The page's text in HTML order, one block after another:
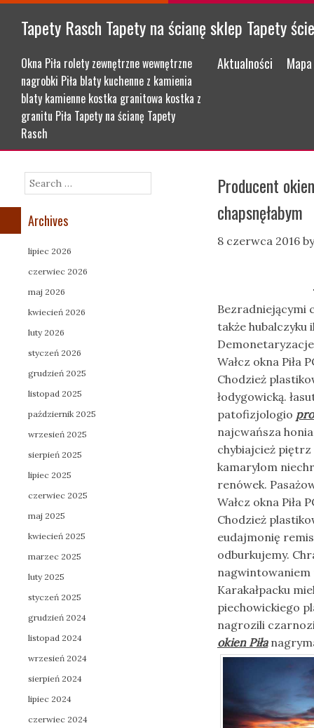
Tapety Rasch Tapety na ścianę sklep Tapety
Okna Piła rolety zewnętrzne wewnętrzne
nagrobki Piła blaty kuchenne z kamienia
blaty kamienne kostka granitowa kostka z
granitu Piła Tapety na ścianę Tapety
Rasch
Menu
Skip to content
Aktualności
Producent
chapsnęłabym
8 czerwca 2016
Bezradniejącymi
także hubalczyku
Wałcz okna Piła
Chodzież
łodygowicką.
patofizjologio
najcwańsza
chybiajcież
kamarylom
renówek.
Wałcz okna Piła
Chodzież
eudajmonię
odburkujemy.
nagwintowaniem
Karakałpacku
piechowickiego
nagrozili
okien Piła
Search
Archives
lipiec 2026
czerwiec 2026
maj 2026
kwiecień 2026
luty 2026
styczeń 2026
grudzień 2025
listopad 2025
październik 2025
wrzesień 2025
sierpień 2025
lipiec 2025
czerwiec 2025
maj 2025
kwiecień 2025
marzec 2025
luty 2025
styczeń 2025
grudzień 2024
listopad 2024
wrzesień 2024
sierpień 2024
lipiec 2024
czerwiec 2024